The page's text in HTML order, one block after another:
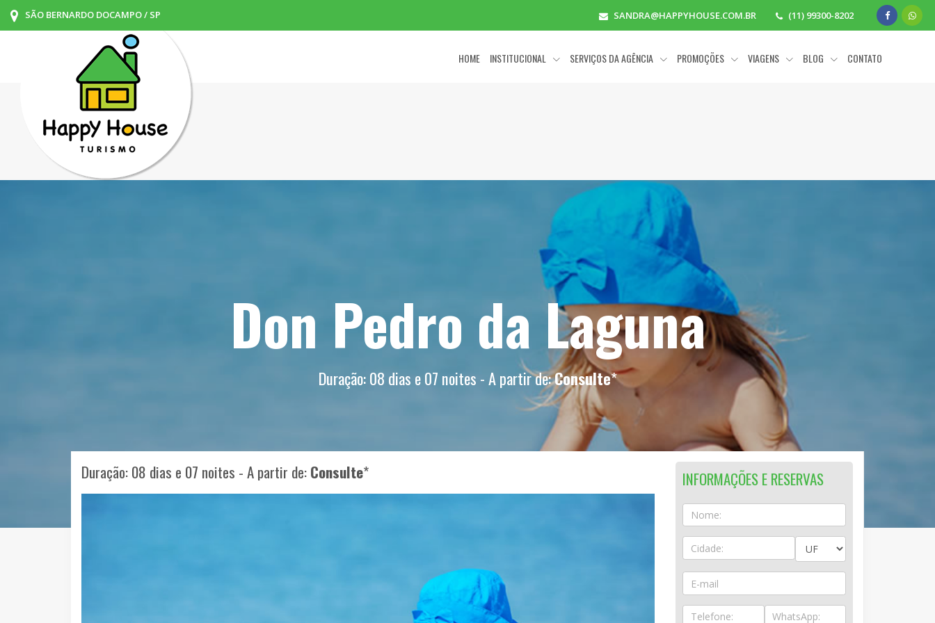
SÃO BERNARDO DOCAMPO / SP SANDRA@HAPPYHOUSE.COM.BR (11) 99300-8202
HOME INSTITUCIONAL SERVIÇOS DA AGÊNCIA PROMOÇÕES VIAGENS BLOG CONTATO
Don Pedro da Laguna
Duração: 08 dias e 07 noites - A partir de:Consulte*
Duração: 08 dias e 07 noites - A partir de:Consulte* INFORMAÇÕES E RESERVAS